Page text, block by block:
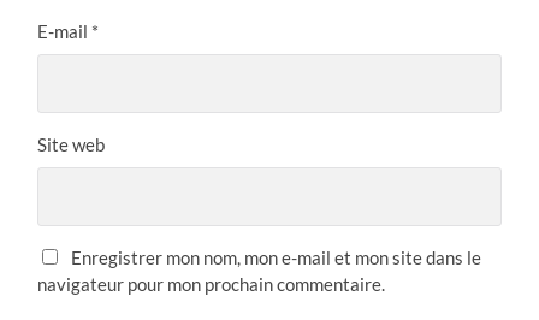
E-mail *
Site web
Enregistrer mon nom, mon e-mail et mon site dans le
navigateur pour mon prochain commentaire.